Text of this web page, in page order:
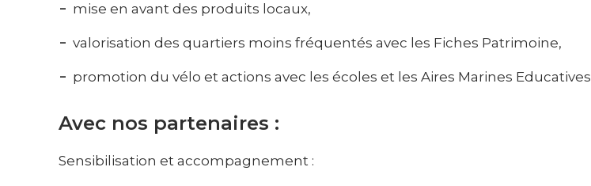
mise en avant des produits locaux,
valorisation des quartiers moins fréquentés avec les Fiches Patrimoine,
promotion du vélo et actions avec les écoles et les Aires Marines Educatives
Avec nos partenaires :
Sensibilisation et accompagnement :